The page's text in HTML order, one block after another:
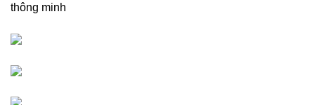
thông minh